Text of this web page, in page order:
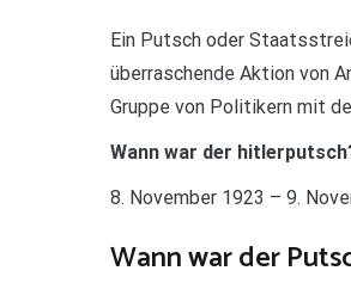
Ein Putsch oder
überraschende Aktion von
Gruppe von Politikern mit
Wann war der
8. November 1923 – 9.
Wann war der